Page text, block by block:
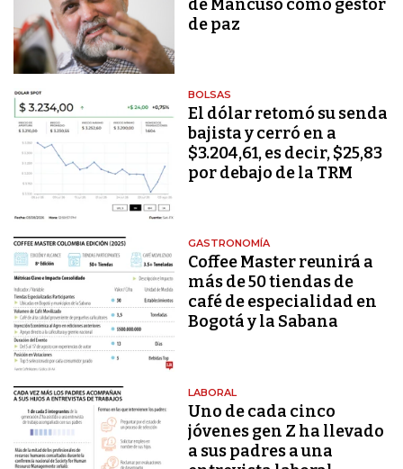
de Mancuso como gestor
de paz
BOLSAS
El dólar retomó su senda
bajista y cerró en a
$3.204,61, es decir, $25,83
por debajo de la TRM
GASTRONOMÍA
Coffee Master reunirá a
más de 50 tiendas de
café de especialidad en
Bogotá y la Sabana
LABORAL
Uno de cada cinco
jóvenes gen Z ha llevado
a sus padres a una